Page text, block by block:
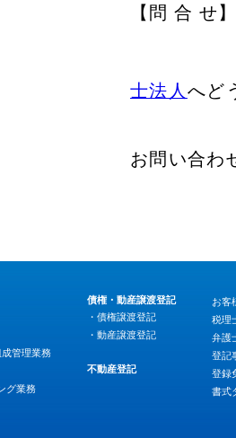
【問 合
士法人 へど
お問い合わ
成管理業務
グ業務
債権・動産譲渡登記
・債権譲渡登記
・動産譲渡登記
不動産登記
お客
税理
弁護
登記
登録
書式